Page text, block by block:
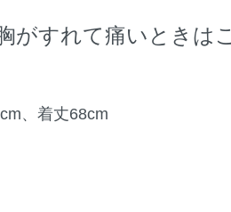
がすれて痛いときはこ
、着丈68cm